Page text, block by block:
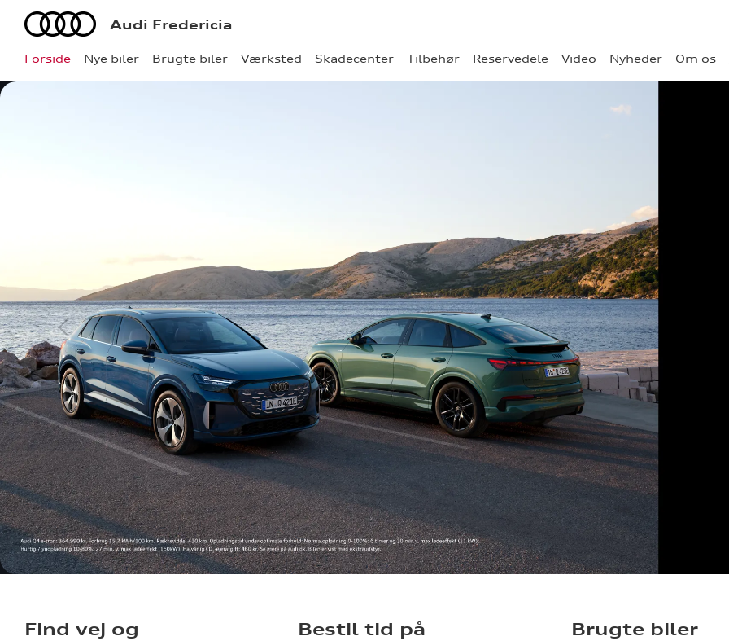
Forside Nye biler Brugte biler Værksted Skadecenter Tilbehør Reservedele Video Nyheder Om os
Audi Audi Fredericia
Find vej og
Bestil tid på
Brugte biler